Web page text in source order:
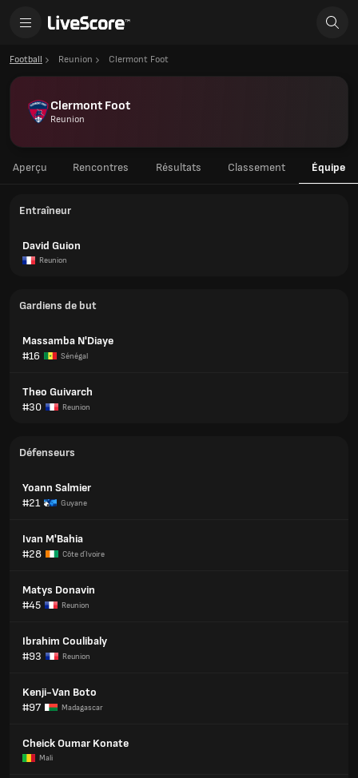
Football Reunion Clermont Foot
Clermont Foot
Reunion
Aperçu Rencontres Résultats Classement Équipe
Entraîneur
David Guion
Reunion
Gardiens de but
Massamba N'Diaye
#16
Sénégal
Theo Guivarch
#30
Reunion
Défenseurs
Yoann Salmier
#21
Guyane
Ivan M'Bahia
#28
Côte d´Ivoire
Matys Donavin
#45
Reunion
Ibrahim Coulibaly
#93
Reunion
Kenji-Van Boto
#97
Madagascar
Cheick Oumar Konate
Mali